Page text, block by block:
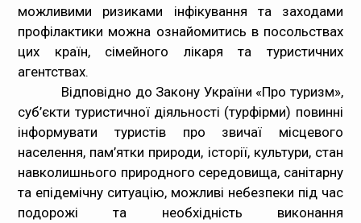
можливими ризиками інфікування та заходами
профілактики можна ознайомитись в посольствах
цих країн, сімейного лікаря та туристичних
агентствах.
Відповідно до Закону України «Про туризм»,
суб’єкти туристичної діяльності (турфірми) повинні
інформувати туристів про звичаї місцевого
населення, пам’ятки природи, історії, культури, стан
навколишнього природного середовища, санітарну
та епідемічну ситуацію, можливі небезпеки під час
подорожі та необхідність виконання